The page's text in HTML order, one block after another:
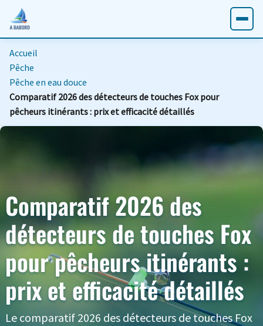
Accueil
Pêche
Pêche en eau douce
Comparatif 2026 des détecteurs de touches Fox pour
pêcheurs itinérants : prix et efficacité détaillés
Comparatif 2026 des
détecteurs de touches Fox
pour pêcheurs itinérants :
prix et efficacité détaillés
Le comparatif 2026 des détecteurs de touches Fox